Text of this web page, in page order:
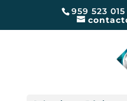
959 523